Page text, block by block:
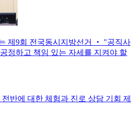
제9회 전국동시지방선거 ‧ "공직사
정하고 책임 있는 자세를 지켜야 할
반에 대한 체험과 진로 상담 기회 제